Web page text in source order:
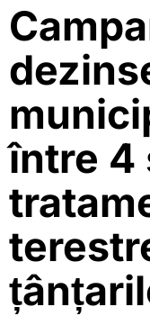
între 4